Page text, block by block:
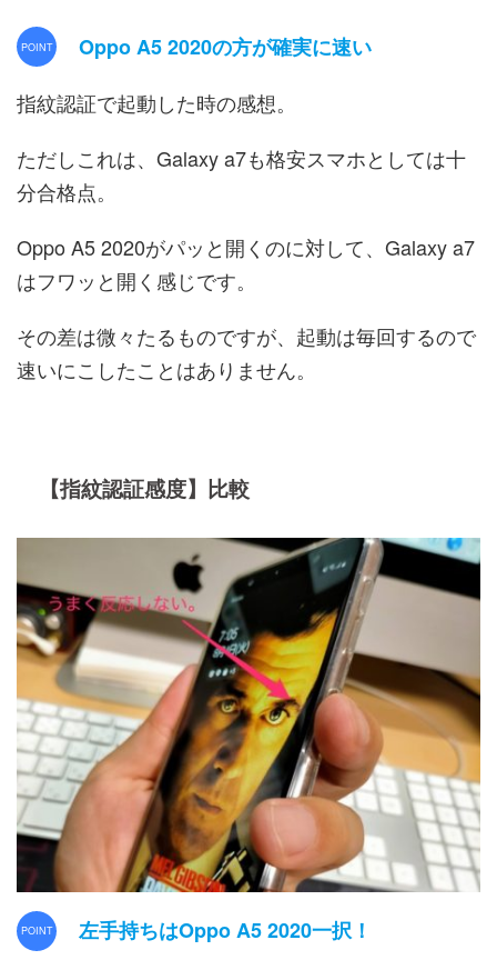
Oppo A5 2020の方が確実に速い
指紋認証で起動した時の感想。
ただしこれは、Galaxy a7も格安スマホとしては十
分合格点。
Oppo A5 2020がパッと開くのに対して、Galaxy a7
はフワッと開く感じです。
その差は微々たるものですが、起動は毎回するので
速いにこしたことはありません。
【指紋認証感度】比較
左手持ちはOppo A5 2020一択！